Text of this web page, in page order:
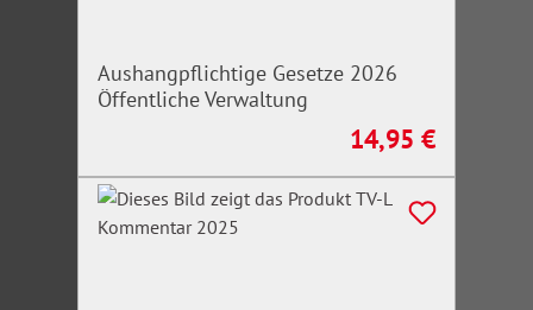
Aushangpflichtige Gesetze 2026
Öffentliche Verwaltung
Regulärer Preis:
14,95 €